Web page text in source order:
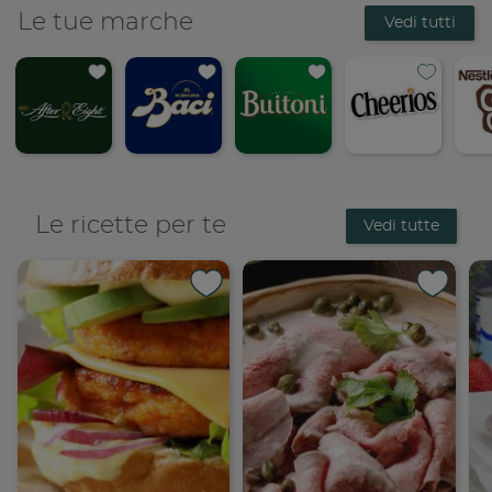
Le tue marche Vedi tutti
Le ricette per te Vedi tutte